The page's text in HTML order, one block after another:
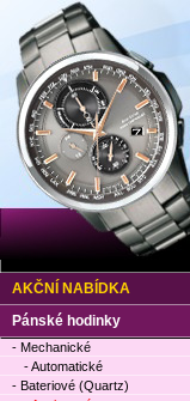
AKČNÍ NABÍDKA
Pánské hodinky
- Mechanické
- Automatické
- Bateriové (Quartz)